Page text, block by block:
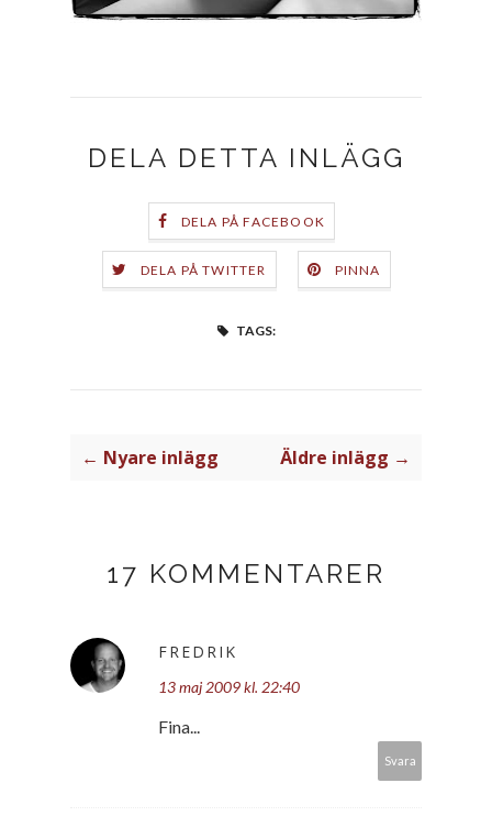
DELA DETTA INLÄGG
DELA PÅ FACEBOOK
DELA PÅ TWITTER PINNA
TAGS:
← Nyare inlägg Äldre inlägg →
17 KOMMENTARER
FREDRIK
13 maj 2009 kl. 22:40
Fina...
Svara